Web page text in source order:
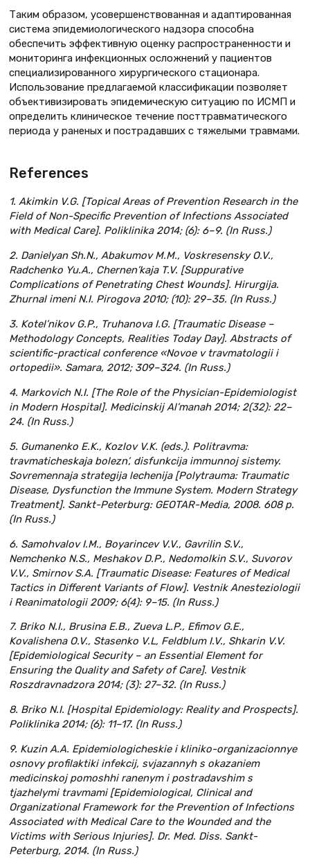
Таким образом, усовершенствованная и адаптированная
система эпидемиологического надзора способна
обеспечить эффективную оценку распространенности и
мониторинга инфекционных осложнений у пациентов
специализированного хирургического стационара.
Использование предлагаемой классификации позволяет
объективизировать эпидемическую ситуацию по ИСМП и
определить клиническое течение посттравматического
периода у раненых и пострадавших с тяжелыми травмами.
References
1. Akimkin V.G. [Topical Areas of Prevention Research in the
Field of Non-Specific Prevention of Infections Associated
with Medical Care]. Poliklinika 2014; (6): 6–9. (In Russ.)
2. Danielуan Sh.N., Abakumov M.M., Voskresenskу O.V.,
Radchenko Yu.A., Chernen’kaja T.V. [Suppurative
Complications of Penetrating Chest Wounds]. Hirurgija.
Zhurnal imеni N.I. Pirogova 2010; (10): 29–35. (In Russ.)
3. Kotel’nikov G.P., Truhanova I.G. [Traumatic Disease –
Methodology Concepts, Realities Today Day]. Abstracts of
scientific-practical conference «Novoe v travmatologii i
ortopedii». Samara, 2012; 309–324. (In Russ.)
4. Markovich N.I. [The Role of the Physician-Epidemiologist
in Modern Hospital]. Medicinskij Al’manah 2014; 2(32): 22–
24. (In Russ.)
5. Gumanenko E.K., Kozlov V.K. (eds.). Politravma:
travmaticheskaja bolezn’, disfunkcija immunnoj sistemy.
Sovremennaja strategija lechenija [Polytrauma: Traumatic
Disease, Dysfunction the Immune System. Modern Strategy
Treatment]. Sankt-Peterburg: GEOTAR-Media, 2008. 608 p.
(In Russ.)
6. Samohvalov I.M., Boyarincev V.V., Gavrilin S.V.,
Nemchenko N.S., Meshakov D.P., Nedomolkin S.V., Suvorov
V.V., Smirnov S.A. [Traumatic Disease: Features of Medical
Tactics in Different Variants of Flow]. Vestnik Anesteziologii
i Reanimatologii 2009; 6(4): 9–15. (In Russ.)
7. Briko N.I., Brusina E.B., Zueva L.P., Efimov G.E.,
Kovalishena O.V., Stasenko V.L, Feldblum I.V., Shkarin V.V.
[Epidemiological Security – an Essential Element for
Ensuring the Quality and Safety of Care]. Vestnik
Roszdravnadzora 2014; (3): 27–32. (In Russ.)
8. Briko N.I. [Hospital Epidemiology: Reality and Prospects].
Poliklinika 2014; (6): 11–17. (In Russ.)
9. Kuzin A.A. Epidemiologicheskie i kliniko-organizacionnye
osnovy profilaktiki infekcij, svjazannyh s okazaniem
medicinskoj pomoshhi ranenym i postradavshim s
tjazhelymi travmami [Epidemiological, Clinical and
Organizational Framework for the Prevention of Infections
Associated with Medical Care to the Wounded and the
Victims with Serious Injuries]. Dr. Med. Diss. Sankt-
Peterburg, 2014. (In Russ.)